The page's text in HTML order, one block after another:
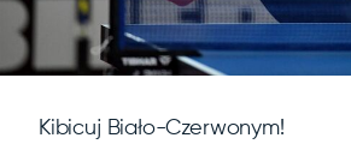
Kibicuj Biało-Czerwonym!